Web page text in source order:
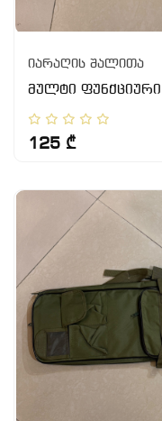
იარაღის შალითა
მულტი
125 ₾